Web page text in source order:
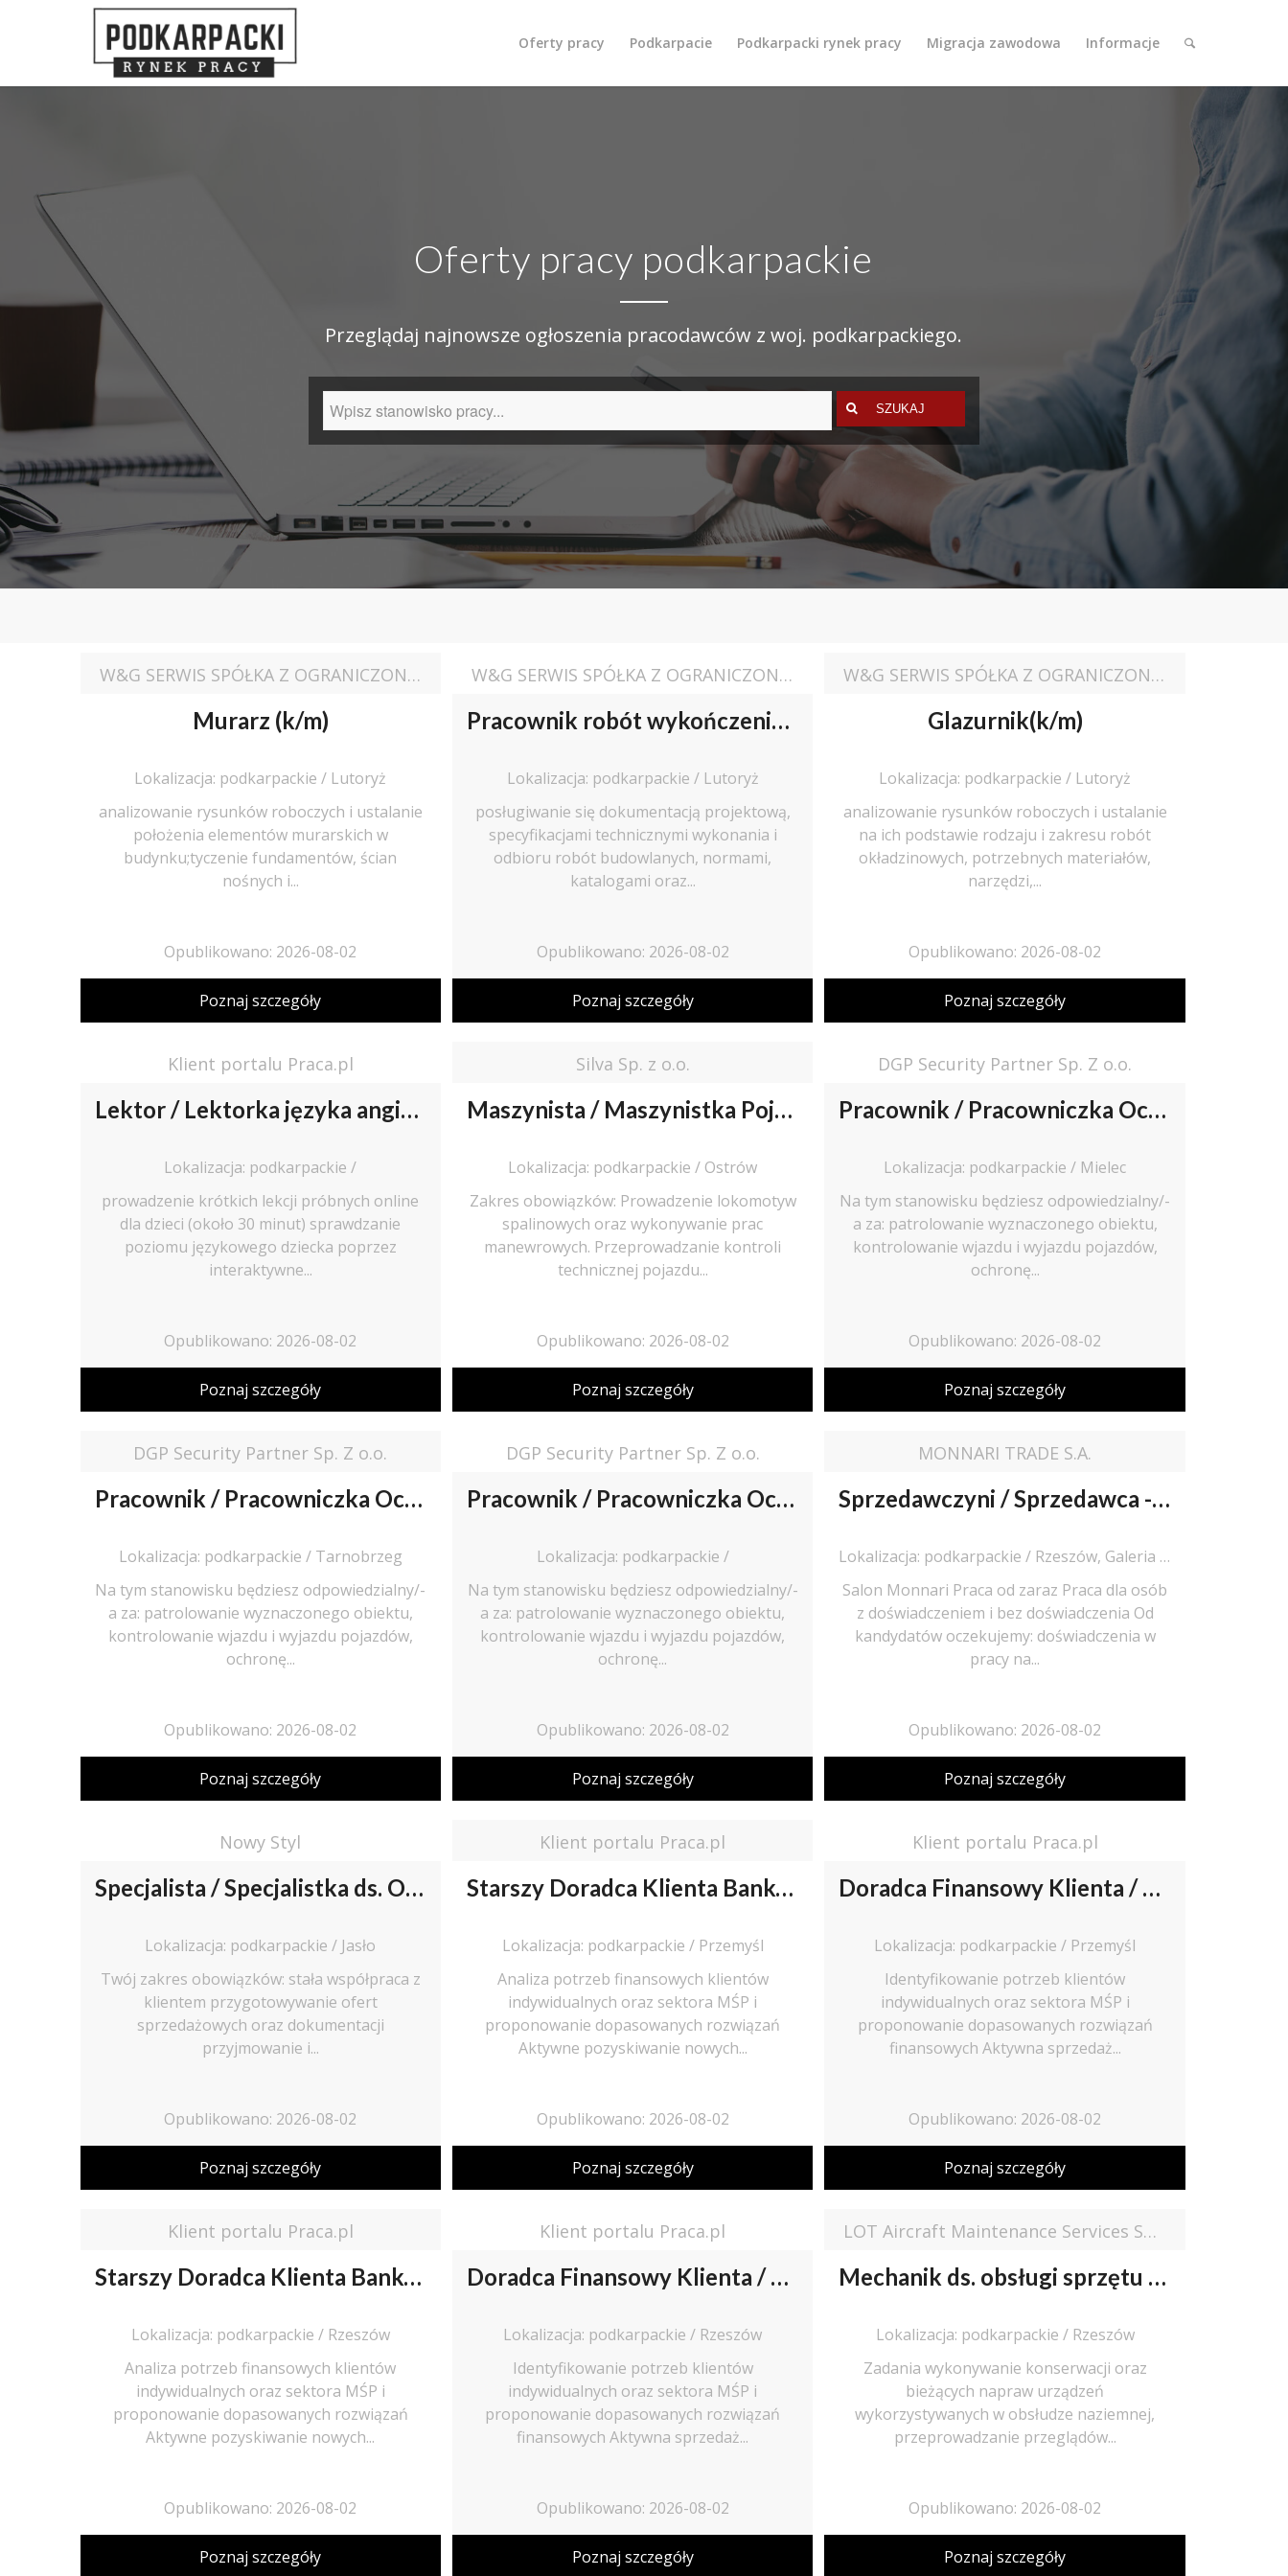
Oferty pracy Podkarpacie Podkarpacki rynek pracy Migracja zawodowa Informacje
Oferty pracy podkarpackie
Przeglądaj najnowsze ogłoszenia pracodawców z woj. podkarpackiego.
W&G SERWIS SPÓŁKA Z OGRANICZONĄ ODPOWIEDZIALNOŚCIĄ
Murarz (k/m)
Lokalizacja: podkarpackie / Lutoryż
analizowanie rysunków roboczych i ustalanie
położenia elementów murarskich w
budynku;tyczenie fundamentów, ścian
nośnych i...
Opublikowano: 2026-08-02
Poznaj szczegóły
W&G SERWIS SPÓŁKA Z OGRANICZONĄ ODPOWIEDZIALNOŚCIĄ
Pracownik robót wykończeniowych (k/m)
Lokalizacja: podkarpackie / Lutoryż
posługiwanie się dokumentacją projektową,
specyfikacjami technicznymi wykonania i
odbioru robót budowlanych, normami,
katalogami oraz...
Opublikowano: 2026-08-02
Poznaj szczegóły
W&G SERWIS SPÓŁKA Z OGRANICZONĄ ODPOWIEDZIALNOŚCIĄ
Glazurnik(k/m)
Lokalizacja: podkarpackie / Lutoryż
analizowanie rysunków roboczych i ustalanie
na ich podstawie rodzaju i zakresu robót
okładzinowych, potrzebnych materiałów,
narzędzi,...
Opublikowano: 2026-08-02
Poznaj szczegóły
Klient portalu Praca.pl
Lektor / Lektorka języka angielskiego
Lokalizacja: podkarpackie /
prowadzenie krótkich lekcji próbnych online
dla dzieci (około 30 minut) sprawdzanie
poziomu językowego dziecka poprzez
interaktywne...
Opublikowano: 2026-08-02
Poznaj szczegóły
Silva Sp. z o.o.
Maszynista / Maszynistka Pojazdów Trakcyjnych
Lokalizacja: podkarpackie / Ostrów
Zakres obowiązków: Prowadzenie lokomotyw
spalinowych oraz wykonywanie prac
manewrowych. Przeprowadzanie kontroli
technicznej pojazdu...
Opublikowano: 2026-08-02
Poznaj szczegóły
DGP Security Partner Sp. Z o.o.
Pracownik / Pracowniczka Ochrony z Pozwoleniem na Broń
Lokalizacja: podkarpackie / Mielec
Na tym stanowisku będziesz odpowiedzialny/-
a za: patrolowanie wyznaczonego obiektu,
kontrolowanie wjazdu i wyjazdu pojazdów,
ochronę...
Opublikowano: 2026-08-02
Poznaj szczegóły
DGP Security Partner Sp. Z o.o.
Pracownik / Pracowniczka Ochrony z Pozwoleniem na Broń
Lokalizacja: podkarpackie / Tarnobrzeg
Na tym stanowisku będziesz odpowiedzialny/-
a za: patrolowanie wyznaczonego obiektu,
kontrolowanie wjazdu i wyjazdu pojazdów,
ochronę...
Opublikowano: 2026-08-02
Poznaj szczegóły
DGP Security Partner Sp. Z o.o.
Pracownik / Pracowniczka Ochrony z Pozwoleniem na Broń
Lokalizacja: podkarpackie /
Na tym stanowisku będziesz odpowiedzialny/-
a za: patrolowanie wyznaczonego obiektu,
kontrolowanie wjazdu i wyjazdu pojazdów,
ochronę...
Opublikowano: 2026-08-02
Poznaj szczegóły
MONNARI TRADE S.A.
Sprzedawczyni / Sprzedawca - Doradczyni Klienta / Doradca Klienta
Lokalizacja: podkarpackie / Rzeszów, Galeria Plaza
Salon Monnari Praca od zaraz Praca dla osób
z doświadczeniem i bez doświadczenia Od
kandydatów oczekujemy: doświadczenia w
pracy na...
Opublikowano: 2026-08-02
Poznaj szczegóły
Nowy Styl
Specjalista / Specjalistka ds. Obsługi Klienta z j. niemieckim
Lokalizacja: podkarpackie / Jasło
Twój zakres obowiązków: stała współpraca z
klientem przygotowywanie ofert
sprzedażowych oraz dokumentacji
przyjmowanie i...
Opublikowano: 2026-08-02
Poznaj szczegóły
Klient portalu Praca.pl
Starszy Doradca Klienta Bankowego / Starsza Doradczyni Klienta Bankowego
Lokalizacja: podkarpackie / Przemyśl
Analiza potrzeb finansowych klientów
indywidualnych oraz sektora MŚP i
proponowanie dopasowanych rozwiązań
Aktywne pozyskiwanie nowych...
Opublikowano: 2026-08-02
Poznaj szczegóły
Klient portalu Praca.pl
Doradca Finansowy Klienta / Doradczyni Finansowa Klienta
Lokalizacja: podkarpackie / Przemyśl
Identyfikowanie potrzeb klientów
indywidualnych oraz sektora MŚP i
proponowanie dopasowanych rozwiązań
finansowych Aktywna sprzedaż...
Opublikowano: 2026-08-02
Poznaj szczegóły
Klient portalu Praca.pl
Starszy Doradca Klienta Bankowego / Starsza Doradczyni Klienta Bankowego
Lokalizacja: podkarpackie / Rzeszów
Analiza potrzeb finansowych klientów
indywidualnych oraz sektora MŚP i
proponowanie dopasowanych rozwiązań
Aktywne pozyskiwanie nowych...
Opublikowano: 2026-08-02
Poznaj szczegóły
Klient portalu Praca.pl
Doradca Finansowy Klienta / Doradczyni Finansowa Klienta
Lokalizacja: podkarpackie / Rzeszów
Identyfikowanie potrzeb klientów
indywidualnych oraz sektora MŚP i
proponowanie dopasowanych rozwiązań
finansowych Aktywna sprzedaż...
Opublikowano: 2026-08-02
Poznaj szczegóły
LOT Aircraft Maintenance Services Sp. z o.o.
Mechanik ds. obsługi sprzętu GSE (K/M)
Lokalizacja: podkarpackie / Rzeszów
Zadania wykonywanie konserwacji oraz
bieżących napraw urządzeń
wykorzystywanych w obsłudze naziemnej,
przeprowadzanie przeglądów...
Opublikowano: 2026-08-02
Poznaj szczegóły